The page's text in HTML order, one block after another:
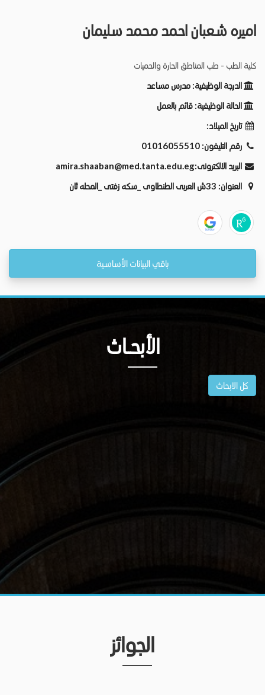
اميره شعبان احمد محمد سليمان
كلية الطب - طب المناطق الحارة والحميات
الدرجة الوظيفية: مدرس مساعد
الحالة الوظيفية: قائم بالعمل
تاريخ الميلاد:
رقم التليفون: 01016055510
البريد الالكترونى:amira.shaaban@med.tanta.edu.eg
العنوان: 33ش العربى الطنطاوى _سكه زفتى _المحله ثان
باقي البيانات الأساسية
الأبحــاث
كل الابحاث
الجوائز